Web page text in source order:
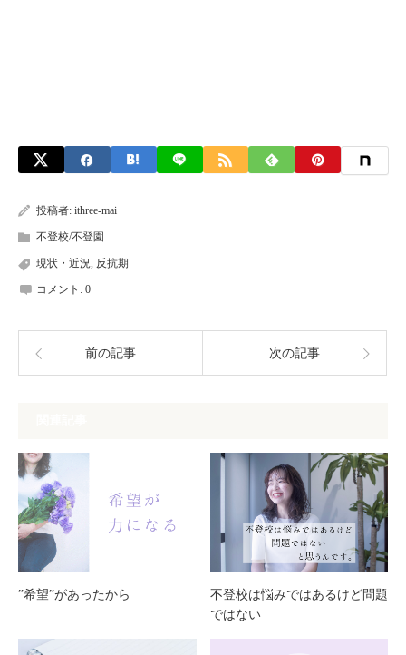
投稿者: ithree-mai
不登校/不登園
現状・近況, 反抗期
コメント: 0
前の記事 次の記事
”希望”があったから
不登校は悩みではあるけど問題
ではない